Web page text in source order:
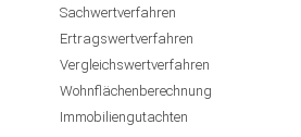
Sachwertverfahren
Ertragswertverfahren
Vergleichswertverfahren
Wohnflächenberechnung
Immobiliengutachten